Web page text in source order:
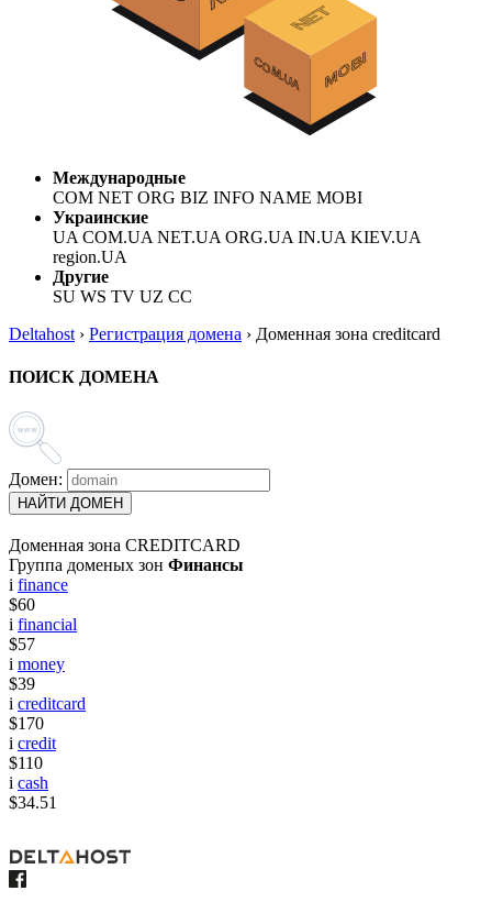
Международные
COM NET ORG BIZ INFO NAME MOBI
Украинские
UA COM.UA NET.UA ORG.UA IN.UA KIEV.UA
region.UA
Другие
SU WS TV UZ CC
Deltahost › Регистрация домена › Доменная зона creditcard
ПОИСК ДОМЕНА
Домен:
НАЙТИ ДОМЕН
Доменная зона CREDITCARD
Группа доменых зон Финансы
i finance
$60
i financial
$57
i money
$39
i creditcard
$170
i credit
$110
i cash
$34.51